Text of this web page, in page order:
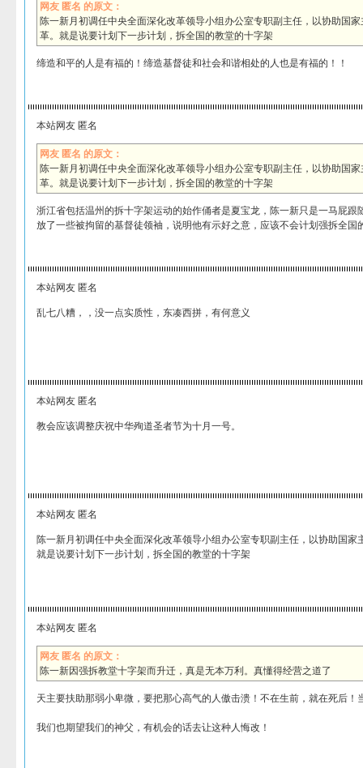
网友 匿名 的原文：
陈一新月初调任中央全面深化改革领导小组办公室专职副主任，以协助国
革。就是说要计划下一步计划，拆全国的教堂的十字架
缔造和平的人是有福的！缔造基督徒和社会和谐相处的人也是有福的！！
本站网友 匿名
网友 匿名 的原文：
陈一新月初调任中央全面深化改革领导小组办公室专职副主任，以协助国
革。就是说要计划下一步计划，拆全国的教堂的十字架
浙江省包括温州的拆十字架运动的始作俑者是夏宝龙，陈一新只是一马屁跟
放了一些被拘留的基督徒领袖，说明他有示好之意，应该不会计划强拆全国
本站网友 匿名
乱七八糟，，没一点实质性，东凑西拼，有何意义
本站网友 匿名
教会应该调整庆祝中华殉道圣者节为十月一号。
本站网友 匿名
陈一新月初调任中央全面深化改革领导小组办公室专职副主任，以协助国家
就是说要计划下一步计划，拆全国的教堂的十字架
本站网友 匿名
网友 匿名 的原文：
陈一新因强拆教堂十字架而升迁，真是无本万利。真懂得经营之道了
天主要扶助那弱小卑微，要把那心高气的人傲击溃！不在生前，就在死后！
我们也期望我们的神父，有机会的话去让这种人悔改！